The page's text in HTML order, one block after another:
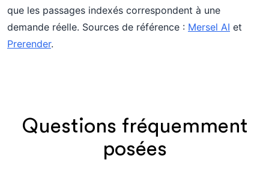
que les passages indexés correspondent à une
demande réelle. Sources de référence : Mersel AI et
Prerender.
Questions fréquemment
posées